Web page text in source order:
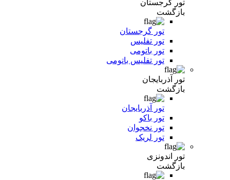
تور گرجستان
بازگشت
تور گرجستان
تور تفلیس
تور باتومی
تور تفلیس باتومی
تور آذربایجان
بازگشت
تور آذربایجان
تور باکو
تور نخجوان
تور لریک
تور اندونزی
بازگشت